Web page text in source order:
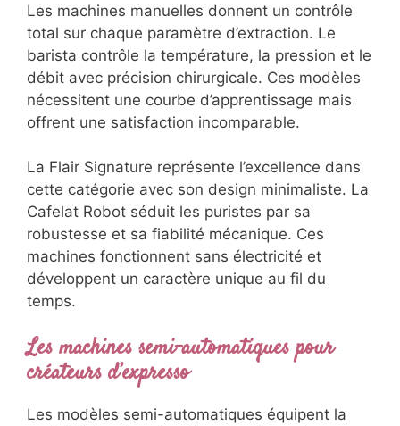
Les machines manuelles donnent un contrôle
total sur chaque paramètre d’extraction. Le
barista contrôle la température, la pression et le
débit avec précision chirurgicale. Ces modèles
nécessitent une courbe d’apprentissage mais
offrent une satisfaction incomparable.
La Flair Signature représente l’excellence dans
cette catégorie avec son design minimaliste. La
Cafelat Robot séduit les puristes par sa
robustesse et sa fiabilité mécanique. Ces
machines fonctionnent sans électricité et
développent un caractère unique au fil du
temps.
Les machines semi-automatiques pour
créateurs d’expresso
Les modèles semi-automatiques équipent la